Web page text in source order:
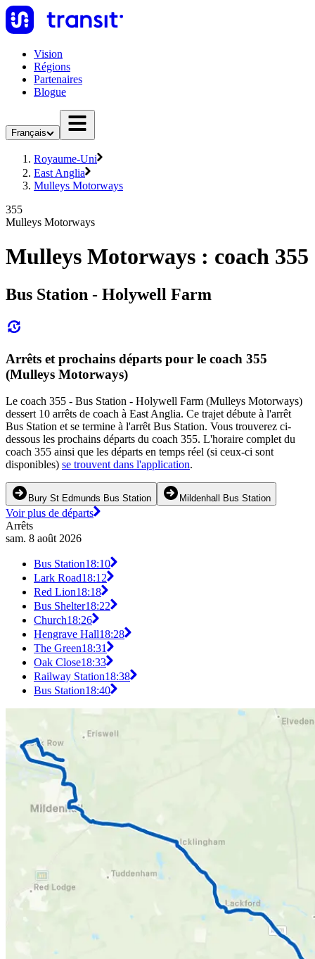
Vision
Régions
Partenaires
Blogue
Français
Royaume-Uni
East Anglia
Mulleys Motorways
355
Mulleys Motorways
Mulleys Motorways : coach 355
Bus Station - Holywell Farm
Arrêts et prochains départs pour le coach 355
(Mulleys Motorways)
Le coach 355 - Bus Station - Holywell Farm (Mulleys Motorways)
dessert 10 arrêts de coach à East Anglia. Ce trajet débute à l'arrêt
Bus Station et se termine à l'arrêt Bus Station. Vous trouverez ci-
dessous les prochains départs du coach 355. L'horaire complet du
coach 355 ainsi que les départs en temps réel (si ceux-ci sont
disponibles) se trouvent dans l'application.
Bury St Edmunds Bus Station Mildenhall Bus Station
Voir plus de départs
Arrêts
sam. 8 août 2026
Bus Station18:10
Lark Road18:12
Red Lion18:18
Bus Shelter18:22
Church18:26
Hengrave Hall18:28
The Green18:31
Oak Close18:33
Railway Station18:38
Bus Station18:40